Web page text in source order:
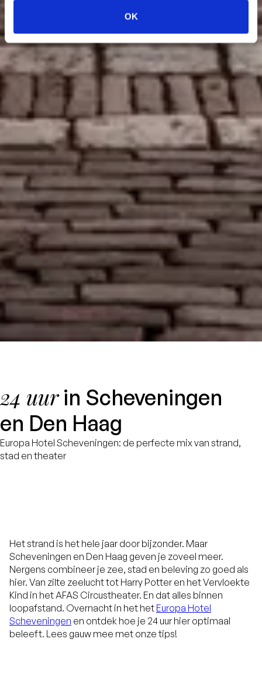
OK
24 uurin Scheveningen
en Den Haag
Europa Hotel Scheveningen: de perfecte mix van strand,
stad en theater
Het strand is het hele jaar door bijzonder. Maar
Scheveningen en Den Haag geven je zoveel meer.
Nergens combineer je zee, stad en beleving zo goed als
hier. Van zilte zeelucht tot Harry Potter en het Vervloekte
Kind in het AFAS Circustheater. En dat alles binnen
loopafstand. Overnacht in het het Europa Hotel
Scheveningen en ontdek hoe je 24 uur hier optimaal
beleeft. Lees gauw mee met onze tips!